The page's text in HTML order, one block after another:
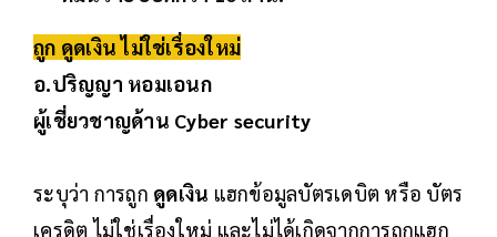
ถูก ดูดเงิน ไม่ใช่เรื่องใหม่
อ.ปริญญา หอมเอนก
ผู้เชี่ยวชาญด้าน Cyber security
ระบุว่า การถูก ดูดเงิน แฮกข้อมูลบัตรเดบิต หรือ บัตร
เครดิต ไม่ใช่เรื่องใหม่ และไม่ได้เกิดจากการถูกแฮก